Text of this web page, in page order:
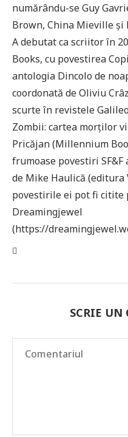
numărându-se Guy
Brown, China Mieville și
A debutat ca scriitor în
Books, cu povestirea
antologia Dincolo de
coordonată de Oliviu
scurte în revistele
Zombii: cartea morților
Pricăjan (Millennium
frumoase povestiri
de Mike Haulică (editura
povestirile ei pot fi citite
Dreamingjewel
(https://
SCRIE UN